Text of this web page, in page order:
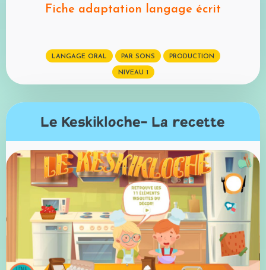
Fiche adaptation langage écrit
LANGAGE ORAL PAR SONS PRODUCTION
NIVEAU 1
Le Keskikloche- La recette